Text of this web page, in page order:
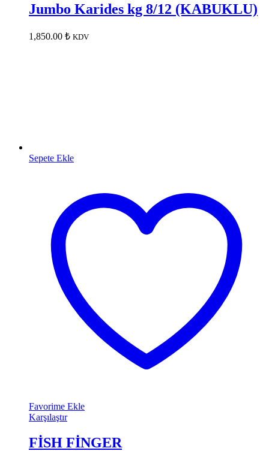
Jumbo Karides kg 8/12 (KABUKLU)
1,850.00 ₺ KDV
Sepete Ekle
Favorime Ekle
Karşılaştır
FİSH FİNGER